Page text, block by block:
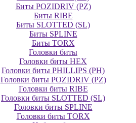
Биты POZIDRIV (PZ)
Биты RIBE
Биты SLOTTED (SL)
Биты SPLINE
Биты TORX
Головки биты
Головки биты HEX
Головки биты PHILLIPS (PH)
Головки биты POZIDRIV (PZ)
Головки биты RIBE
Головки биты SLOTTED (SL)
Головки биты SPLINE
Головки биты TORX